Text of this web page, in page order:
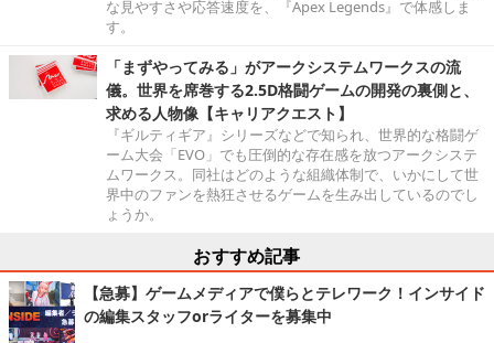
な見やすさや応答速度を、『Apex Legends』で体感しま
す。
「まずやってみる」がアークシステムワークスの流
儀。世界を席巻する2.5D格闘ゲームの開発の裏側と、
求める人物像【キャリアクエスト】
『ギルティギア』シリーズなどで知られ、世界的な格闘ゲ
ーム大会「EVO」でも圧倒的な存在感を放つアークシステ
ムワークス。同社はどのような組織体制で、いかにして世
界中のファンを熱狂させるゲームを生み出しているのでし
ょうか。
おすすめ記事
【急募】ゲームメディアで僕らとテレワーク！インサイド
の編集スタッフorライターを募集中